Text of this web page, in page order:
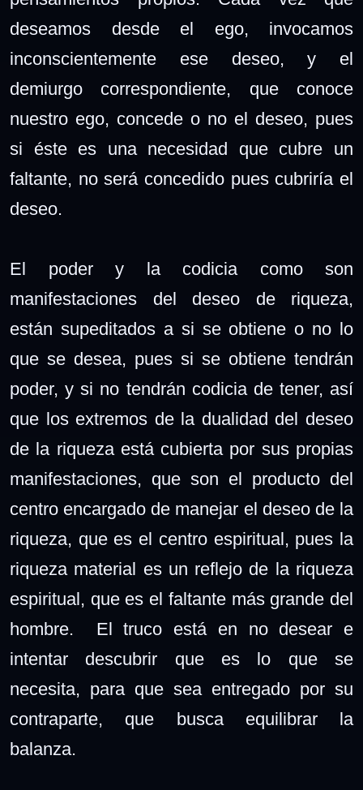
deseamos desde el ego, invocamos
inconscientemente ese deseo, y el
demiurgo correspondiente, que conoce
nuestro ego, concede o no el deseo, pues
si éste es una necesidad que cubre un
faltante, no será concedido pues cubriría el
deseo.
El poder y la codicia como son
manifestaciones del deseo de riqueza,
están supeditados a si se obtiene o no lo
que se desea, pues si se obtiene tendrán
poder, y si no tendrán codicia de tener, así
que los extremos de la dualidad del deseo
de la riqueza está cubierta por sus propias
manifestaciones, que son el producto del
centro encargado de manejar el deseo de la
riqueza, que es el centro espiritual, pues la
riqueza material es un reflejo de la riqueza
espiritual, que es el faltante más grande del
hombre. El truco está en no desear e
intentar descubrir que es lo que se
necesita, para que sea entregado por su
contraparte, que busca equilibrar la
balanza.